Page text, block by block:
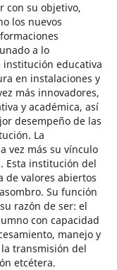
con su objetivo,
los nuevos
a lo
institución educativa
en instalaciones y
más innovadores,
y académica, así
desempeño de las
La
vez más su vínculo
Esta institución del
de valores abiertos
Su función
razón de ser: el
con capacidad
manejo y
transmisión del
etcétera.